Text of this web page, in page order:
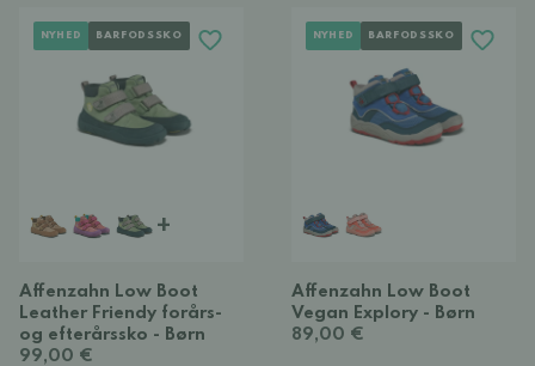
+
NYHED BARFODSSKO
Affenzahn Low Boot
Leather Friendy forårs-
og efterårssko - Børn
99,00 €
NYHED BARFODSSKO
Affenzahn Low Boot
Vegan Explory - Børn
89,00 €